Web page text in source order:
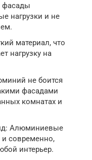
фасады
нагрузки и не
материал, что
нагрузку на
не боится
фасадами
комнатах и
Алюминиевые
современно,
интерьер.